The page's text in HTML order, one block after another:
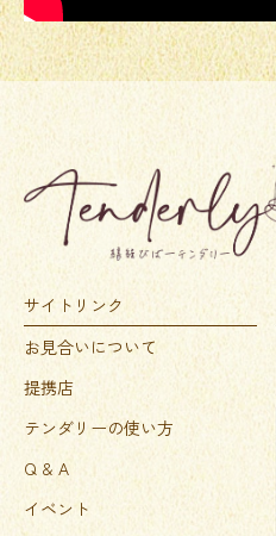
サイトリンク
お見合いについて
提携店
テンダリーの使い方
Q & A
イベント